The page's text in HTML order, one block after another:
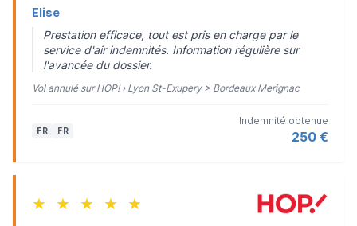
Elise
Prestation efficace, tout est pris en charge par le
service d'air indemnités. Information régulière sur
l'avancée du dossier.
Vol annulé sur HOP! › Lyon St-Exupery > Bordeaux Merignac
FR FR
Indemnité obtenue
250 €
★ ★ ★ ★ ★